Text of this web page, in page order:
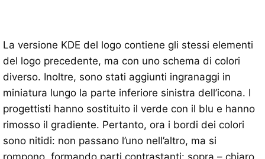
La versione KDE del logo contiene gli stessi elementi
del logo precedente, ma con uno schema di colori
diverso. Inoltre, sono stati aggiunti ingranaggi in
miniatura lungo la parte inferiore sinistra dell’icona. I
progettisti hanno sostituito il verde con il blu e hanno
rimosso il gradiente. Pertanto, ora i bordi dei colori
sono nitidi: non passano l’uno nell’altro, ma si
rompono, formando parti contrastanti: sopra – chiaro